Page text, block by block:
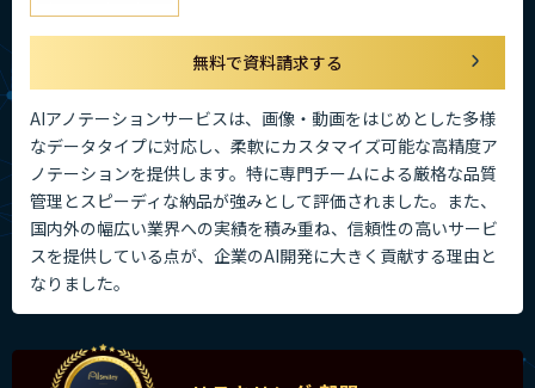
無料で資料請求する
AIアノテーションサービスは、画像・動画をはじめとした多様
なデータタイプに対応し、柔軟にカスタマイズ可能な高精度ア
ノテーションを提供します。特に専門チームによる厳格な品質
管理とスピーディな納品が強みとして評価されました。また、
国内外の幅広い業界への実績を積み重ね、信頼性の高いサービ
スを提供している点が、企業のAI開発に大きく貢献する理由と
なりました。